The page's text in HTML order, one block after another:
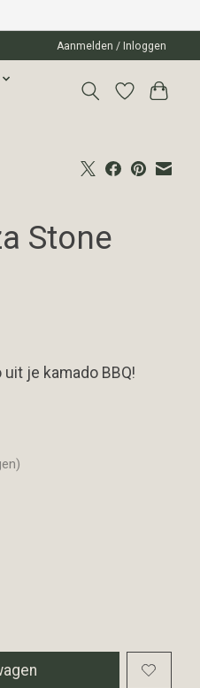
Aanmelden / Inloggen
Stone
je kamado BBQ!